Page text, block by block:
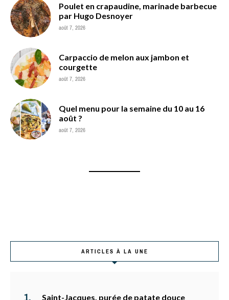
Poulet en crapaudine, marinade barbecue
par Hugo Desnoyer
août 7, 2026
Carpaccio de melon aux jambon et
courgette
août 7, 2026
Quel menu pour la semaine du 10 au 16
août ?
août 7, 2026
ARTICLES À LA UNE
Saint-Jacques, purée de patate douce